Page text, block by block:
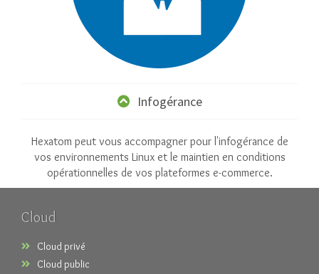
Infogérance
Hexatom peut vous accompagner pour l'infogérance de
vos environnements Linux et le maintien en conditions
opérationnelles de vos plateformes e-commerce.
Cloud
Cloud privé
Cloud public